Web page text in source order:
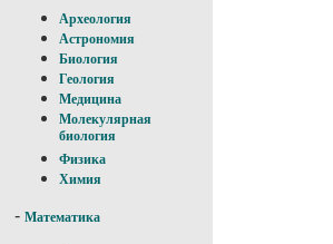
Археология
Астрономия
Биология
Геология
Медицина
Молекулярная
биология
Физика
Химия
- Математика